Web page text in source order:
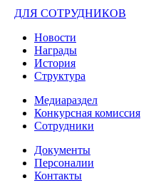
ДЛЯ СОТРУДНИКОВ
Новости
Награды
История
Структура
Медиараздел
Конкурсная комиссия
Сотрудники
Документы
Персоналии
Контакты